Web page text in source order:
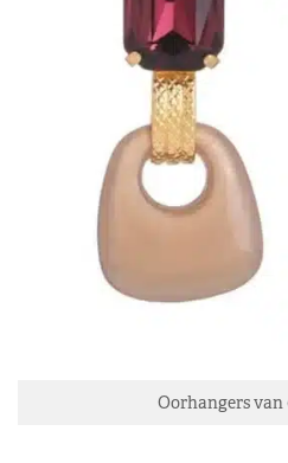
Oorhangers